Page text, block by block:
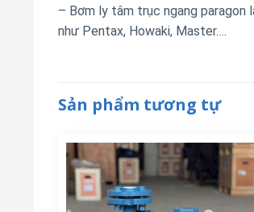
– Bơm ly tâm trục ngang paragon
như Pentax, Howaki, Master….
Sản phẩm tương tự